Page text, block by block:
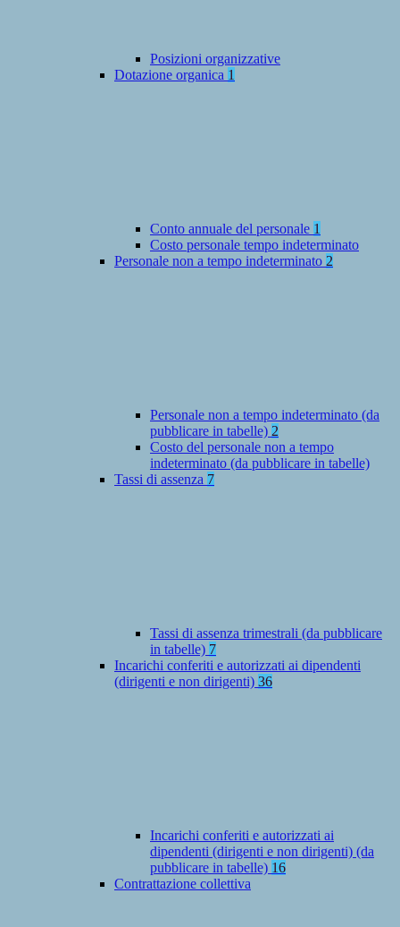
Posizioni organizzative
Dotazione organica 1
Conto annuale del personale 1
Costo personale tempo indeterminato
Personale non a tempo indeterminato 2
Personale non a tempo indeterminato (da
pubblicare in tabelle) 2
Costo del personale non a tempo
indeterminato (da pubblicare in tabelle)
Tassi di assenza 7
Tassi di assenza trimestrali (da pubblicare
in tabelle) 7
Incarichi conferiti e autorizzati ai dipendenti
(dirigenti e non dirigenti) 36
Incarichi conferiti e autorizzati ai
dipendenti (dirigenti e non dirigenti) (da
pubblicare in tabelle) 16
Contrattazione collettiva